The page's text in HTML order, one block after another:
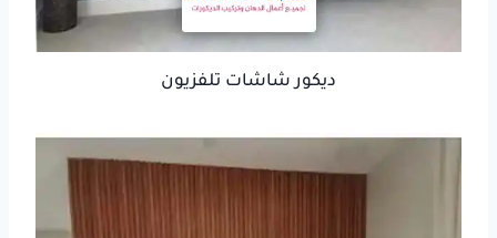
ديكور شاشات تلفزيون